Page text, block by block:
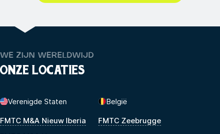
WE ZIJN WERELDWIJD
ONZE LOCATIES
Verenigde Staten
FMTC M&A Nieuw Iberia
België
FMTC Zeebrugge